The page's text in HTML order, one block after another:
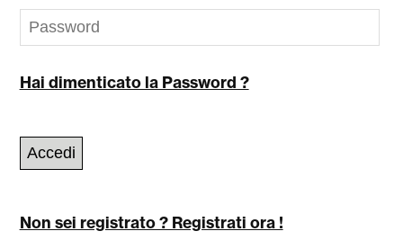
Hai dimenticato la Password ?
Accedi
Non sei registrato ? Registrati ora !